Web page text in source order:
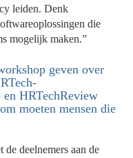
leiden. Denk
die
mogelijk maken.”
geven over
HRTechReview
moeten mensen die
deelnemers aan de